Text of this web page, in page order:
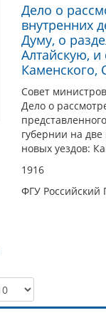
Дело о
внутренних
Думу, о
Алтайскую, и
Каменского,
Совет
Дело о
губернии на
новых уездов:
1916
ФГУ Российский